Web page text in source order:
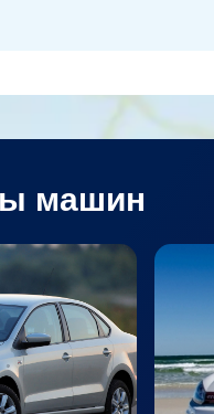
машин